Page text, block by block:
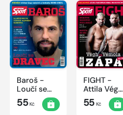
Baroš -
Loučí se
dravec
55Kč
FIGHT -
Attila Végh
vs. Karlos
Vémola
55Kč